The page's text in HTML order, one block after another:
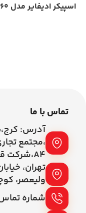
اسپیکر ادیفایر مدل M1360
تماس با ما
آدرس:
A4،شرکت قسطی آنلاین
تهران،
ولیعصر، کوچه
شماره تماس: